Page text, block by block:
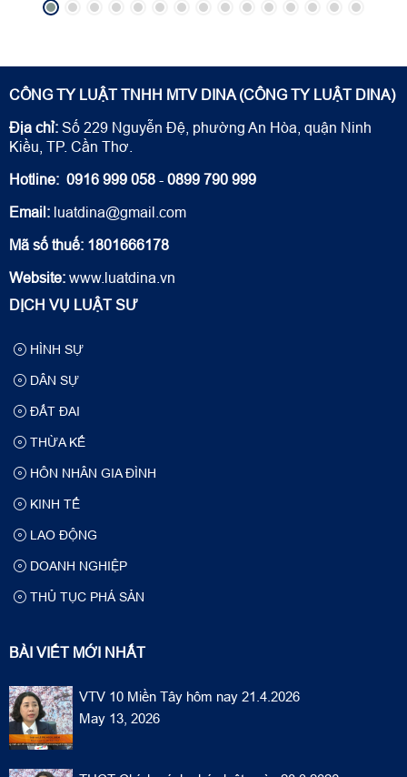
CÔNG TY LUẬT TNHH MTV DINA (CÔNG TY LUẬT DINA)
Địa chỉ: Số 229 Nguyễn Đệ, phường An Hòa, quận Ninh
Kiều, TP. Cần Thơ.
Hotline: 0916 999 058 - 0899 790 999
Email: luatdina@gmail.com
Mã số thuế: 1801666178
Website: www.luatdina.vn
DỊCH VỤ LUẬT SƯ
HÌNH SỰ
DÂN SỰ
ĐẤT ĐAI
THỪA KẾ
HÔN NHÂN GIA ĐÌNH
KINH TẾ
LAO ĐỘNG
DOANH NGHIỆP
THỦ TỤC PHÁ SẢN
BÀI VIẾT MỚI NHẤT
VTV 10 Miền Tây hôm nay 21.4.2026
May 13, 2026